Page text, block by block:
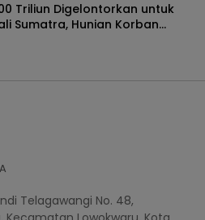
Triliun Digelontorkan untuk
Sumatra, Hunian Korban
Telagawangi No. 48,